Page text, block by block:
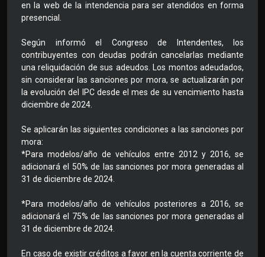
en la web de la intendencia para ser atendidos en forma
presencial.
Según informó el Congreso de Intendentes, los
contribuyentes con deudas podrán cancelarlas mediante
una reliquidación de sus adeudos. Los montos adeudados,
sin considerar las sanciones por mora, se actualizarán por
la evolución del IPC desde el mes de su vencimiento hasta
diciembre de 2024.
Se aplicarán las siguientes condiciones a las sanciones por
mora:
*Para modelos/año de vehículos entre 2012 y 2016, se
adicionará el 50% de las sanciones por mora generadas al
31 de diciembre de 2024.
*Para modelos/año de vehículos posteriores a 2016, se
adicionará el 75% de las sanciones por mora generadas al
31 de diciembre de 2024.
En caso de existir créditos a favor en la cuenta corriente de